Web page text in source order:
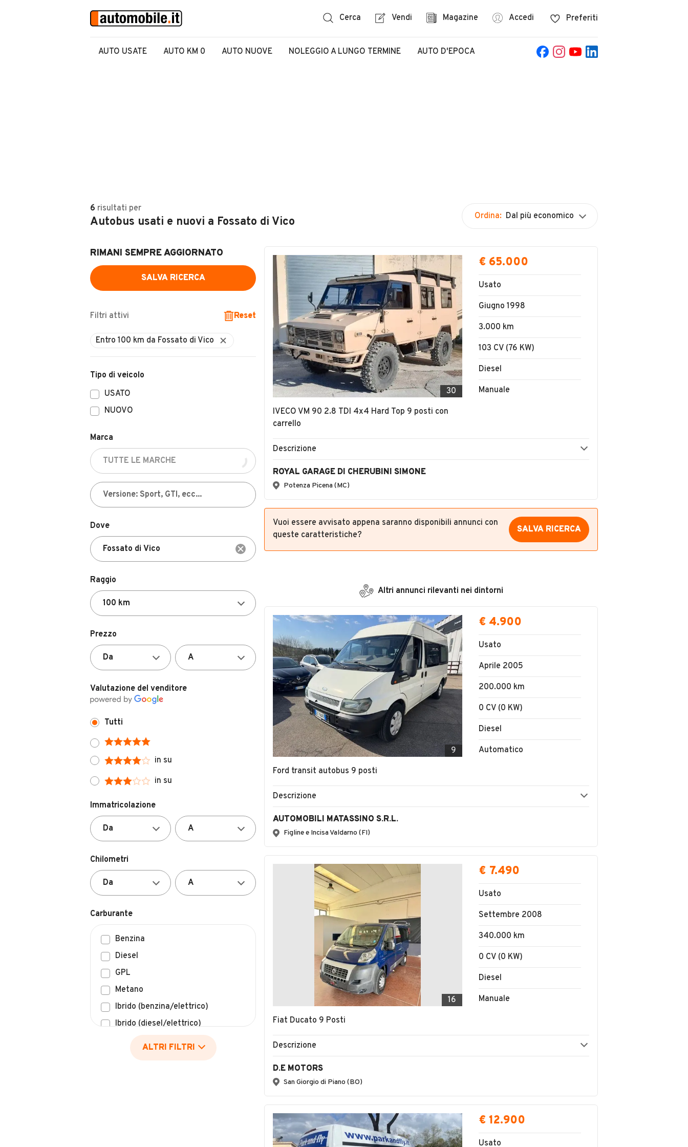
Cerca Vendi Magazine Accedi Preferiti
AUTO USATE AUTO KM 0 AUTO NUOVE NOLEGGIO A LUNGO TERMINE AUTO D'EPOCA
6 risultati per
Autobus usati e nuovi a Fossato di Vico Ordina: Dal più economico
RIMANI SEMPRE AGGIORNATO
SALVA RICERCA
Filtri attivi Reset
Entro 100 km da Fossato di Vico
Tipo di veicolo
USATO
NUOVO
Marca
Dove
Raggio
Prezzo
Valutazione del venditore
Tutti
in su
in su
Immatricolazione
Chilometri
Carburante
Benzina
Diesel
GPL
Metano
Ibrido (benzina/elettrico)
Ibrido (diesel/elettrico)
Elettrico
Idrogeno
ALTRI FILTRI
Vuoi essere avvisato appena saranno disponibili annunci con
queste caratteristiche?